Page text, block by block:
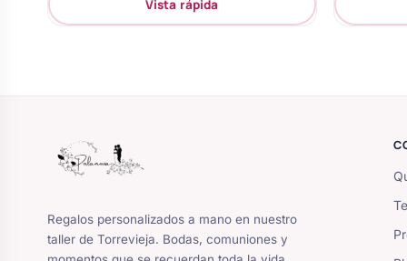
Vista rápida
Regalos personalizados a mano en nuestro
taller de Torrevieja. Bodas, comuniones y